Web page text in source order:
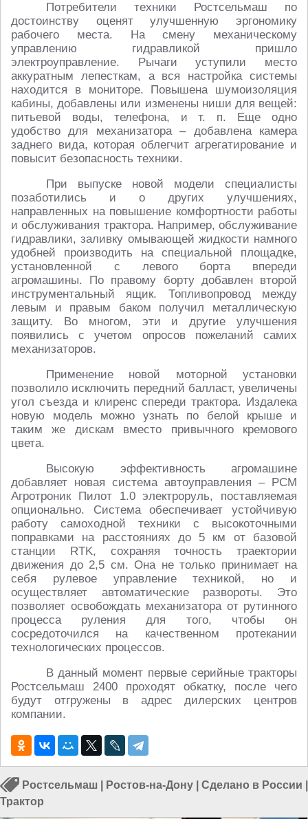
Потребители техники Ростсельмаш по
достоинству оценят улучшенную эргономику
рабочего места. На смену механическому
управлению гидравликой пришло
электроуправление. Рычаги уступили место
аккуратным лепесткам, а вся настройка системы
находится в мониторе. Повышена шумоизоляция
кабины, добавлены или изменены ниши для вещей:
питьевой воды, телефона, и т. п. Еще одно
удобство для механизатора – добавлена камера
заднего вида, которая облегчит агрегатирование и
повысит безопасность техники.
При выпуске новой модели специалисты
позаботились и о других улучшениях,
направленных на повышение комфортности работы
и обслуживания трактора. Например, обслуживание
гидравлики, заливку омывающей жидкости намного
удобней производить на специальной площадке,
установленной с левого борта впереди
агромашины. По правому борту добавлен второй
инструментальный ящик. Топливопровод между
левым и правым баком получил металлическую
защиту. Во многом, эти и другие улучшения
появились с учетом опросов пожеланий самих
механизаторов.
Применение новой моторной установки
позволило исключить передний балласт, увеличены
угол съезда и клиренс спереди трактора. Издалека
новую модель можно узнать по белой крыше и
таким же дискам вместо привычного кремового
цвета.
Высокую эффективность агромашине
добавляет новая система автоуправления – РСМ
Агротроник Пилот 1.0 электроруль, поставляемая
опционально. Cистема обеспечивает устойчивую
работу самоходной техники с высокоточными
поправками на расстояниях до 5 км от базовой
станции RTK, сохраняя точность траектории
движения до 2,5 см. Она не только принимает на
себя рулевое управление техникой, но и
осуществляет автоматические развороты. Это
позволяет освобождать механизатора от рутинного
процесса руления для того, чтобы он
сосредоточился на качественном протекании
технологических процессов.
В данный момент первые серийные тракторы
Ростсельмаш 2400 проходят обкатку, после чего
будут отгружены в адрес дилерских центров
компании.
Ростсельмаш Ростов-на-Дону Сделано в России
Трактор